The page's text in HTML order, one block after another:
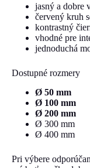
jasný a dobre
červený kruh
kontrastný
vhodné pre
jednoduchá
Dostupné rozmery
Ø 50 mm
Ø 100 mm
Ø 200 mm
Ø 300 mm
Ø 400 mm
Pri výbere